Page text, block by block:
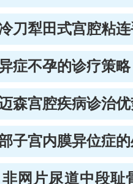
刀犁田式宫腔粘
症不孕的诊疗策略
森宫腔疾病诊治
子宫内膜异位症
网片尿道中段耻